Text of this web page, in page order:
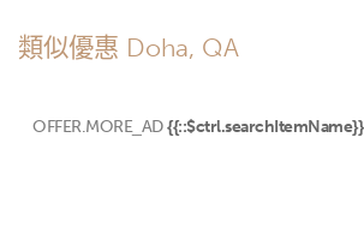
類似優惠 Doha, QA
OFFER.MORE_AD {{::$ctrl.searchItemName}}